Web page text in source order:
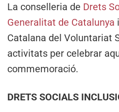
La conselleria de Drets
Generalitat de Catalunya
Catalana del Voluntariat
activitats per celebrar
commemoració.
DRETS SOCIALS